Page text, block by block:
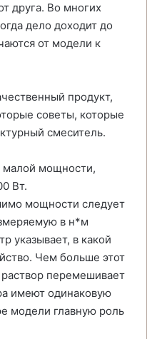
друга. Во многих
дело доходит до
от модели к
продукт,
советы, которые
смеситель.
малой мощности,
Вт.
мощности следует
в н*м
указывает, в какой
Чем больше этот
перемешивает
имеют одинаковую
модели главную роль